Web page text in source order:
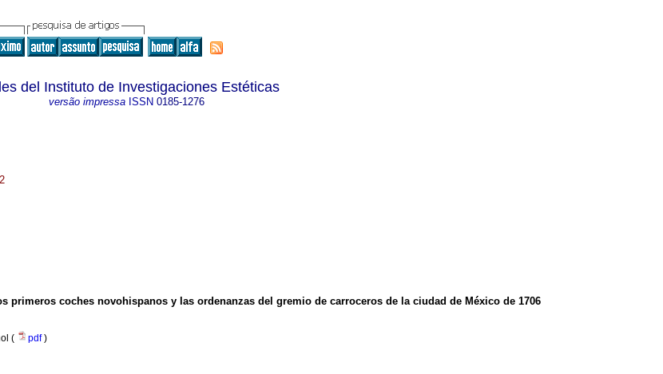
del Instituto de Investigaciones Estéticas
versão impressaISSN 0185-1276
primeros coches novohispanos y las ordenanzas del gremio de carroceros de la ciudad de México de 1706
( pdf)